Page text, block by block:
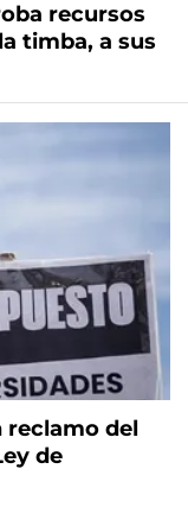
recursos
timba, a sus
reclamo del
de